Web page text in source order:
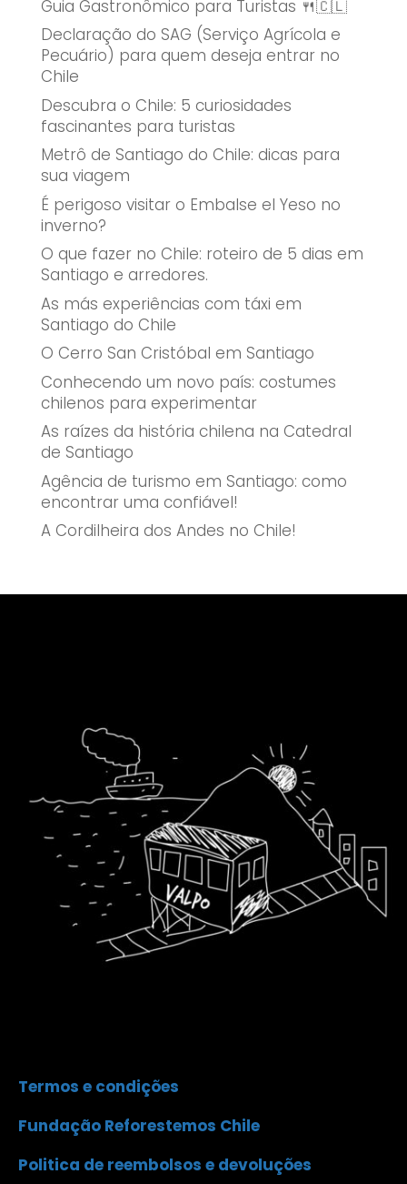
Guia Gastronômico para Turistas 🍴🇨🇱
Declaração do SAG (Serviço Agrícola e
Pecuário) para quem deseja entrar no
Chile
Descubra o Chile: 5 curiosidades
fascinantes para turistas
Metrô de Santiago do Chile: dicas para
sua viagem
É perigoso visitar o Embalse el Yeso no
inverno?
O que fazer no Chile: roteiro de 5 dias em
Santiago e arredores.
As más experiências com táxi em
Santiago do Chile
O Cerro San Cristóbal em Santiago
Conhecendo um novo país: costumes
chilenos para experimentar
As raízes da história chilena na Catedral
de Santiago
Agência de turismo em Santiago: como
encontrar uma confiável!
A Cordilheira dos Andes no Chile!
Termos e condições
Fundação Reforestemos Chile
Politica de reembolsos e devoluções